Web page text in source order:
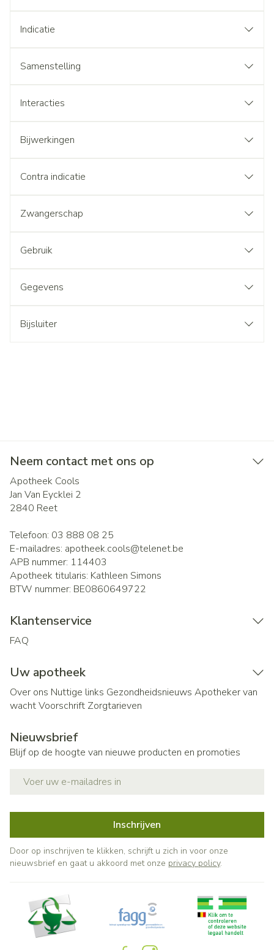
Indicatie
Samenstelling
Interacties
Bijwerkingen
Contra indicatie
Zwangerschap
Gebruik
Gegevens
Bijsluiter
Neem contact met ons op
Apotheek Cools
Jan Van Eycklei 2
2840 Reet
Telefoon: 03 888 08 25
E-mailadres: apotheek.cools@telenet.be
APB nummer: 114403
Apotheek titularis: Kathleen Simons
BTW nummer: BE0860649722
Klantenservice
FAQ
Uw apotheek
Over ons Nuttige links Gezondheidsnieuws Apotheker van
wachtVoorschrift Zorgtarieven
Nieuwsbrief
Blijf op de hoogte van nieuwe producten en promoties
Inschrijven
Door op inschrijven te klikken, schrijft u zich in voor onze
nieuwsbrief en gaat u akkoord met onze privacy policy.